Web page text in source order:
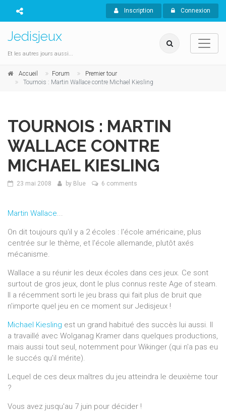
Inscription Connexion
Jedisjeux
Et les autres jours aussi...
Accueil Forum
Premier tour
Tournois : Martin Wallace contre Michael Kiesling
TOURNOIS : MARTIN
WALLACE CONTRE
MICHAEL KIESLING
23 mai 2008 by Blue 6 comments
Martin Wallace...
On dit toujours qu'il y a 2 écoles : l'école américaine, plus
centrée sur le thème, et l'école allemande, plutôt axés
mécanisme.
Wallace a su réunir les deux écoles dans ces jeux. Ce sont
surtout de gros jeux, dont le plus connus reste Age of steam.
Il a récemment sorti le jeu brass qui fait plus de bruit que
n'importe quel jeu en ce moment sur Jedisjeux !
Michael Kiesling est un grand habitué des succès lui aussi. Il
a travaillé avec Wolganag Kramer dans quelques productions,
mais aussi tout seul, notemment pour Wikinger (qui n'a pas eu
le succés qu'il mérite).
Lequel de ces deux maîtres du jeu atteindra le deuxième tour
?
Vous avez jusqu'au 7 juin pour décider !